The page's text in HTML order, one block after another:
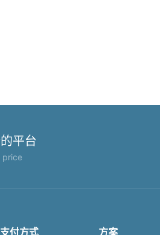
平台
price
支付方式 方案